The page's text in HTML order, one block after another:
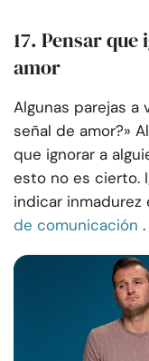
17. Pensar
amor
Algunas parejas a
señal de amor?»
que ignorar a
esto no es cierto.
indicar inmadurez
de comunicación .